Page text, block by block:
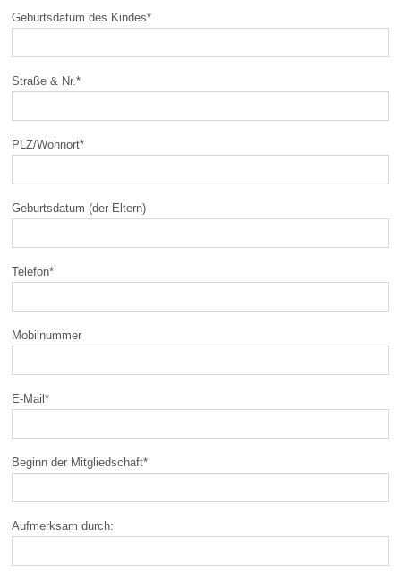
Geburtsdatum des Kindes*
Straße & Nr.*
PLZ/Wohnort*
Geburtsdatum (der Eltern)
Telefon*
Mobilnummer
E-Mail*
Beginn der Mitgliedschaft*
Aufmerksam durch: